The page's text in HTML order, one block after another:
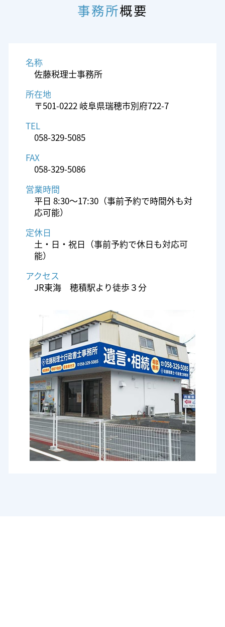
事務所概要
名称
佐藤税理士事務所
所在地
〒501-0222 岐阜県瑞穂市別府722-7
TEL
058-329-5085
FAX
058-329-5086
営業時間
平日 8:30～17:30（事前予約で時間外も対
応可能）
定休日
土・日・祝日（事前予約で休日も対応可
能）
アクセス
JR東海 穂積駅より徒歩３分